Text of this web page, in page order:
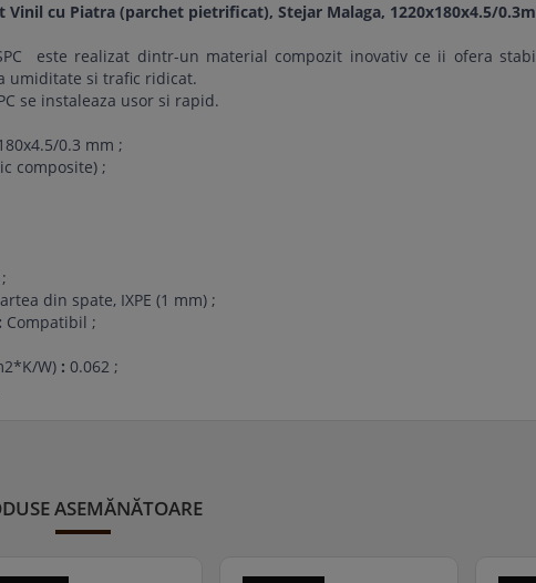
Vinil cu Piatra (parchet pietrificat), Stejar Malaga, 1220x180x4.5/
este realizat dintr-un material compozit inovativ ce ii ofera
umiditate si trafic ridicat.
se instaleaza usor si rapid.
0.3 mm ;
composite) ;
din spate, IXPE (1 mm) ;
Compatibil ;
W): 0.062 ;
ASEMĂNĂTOARE